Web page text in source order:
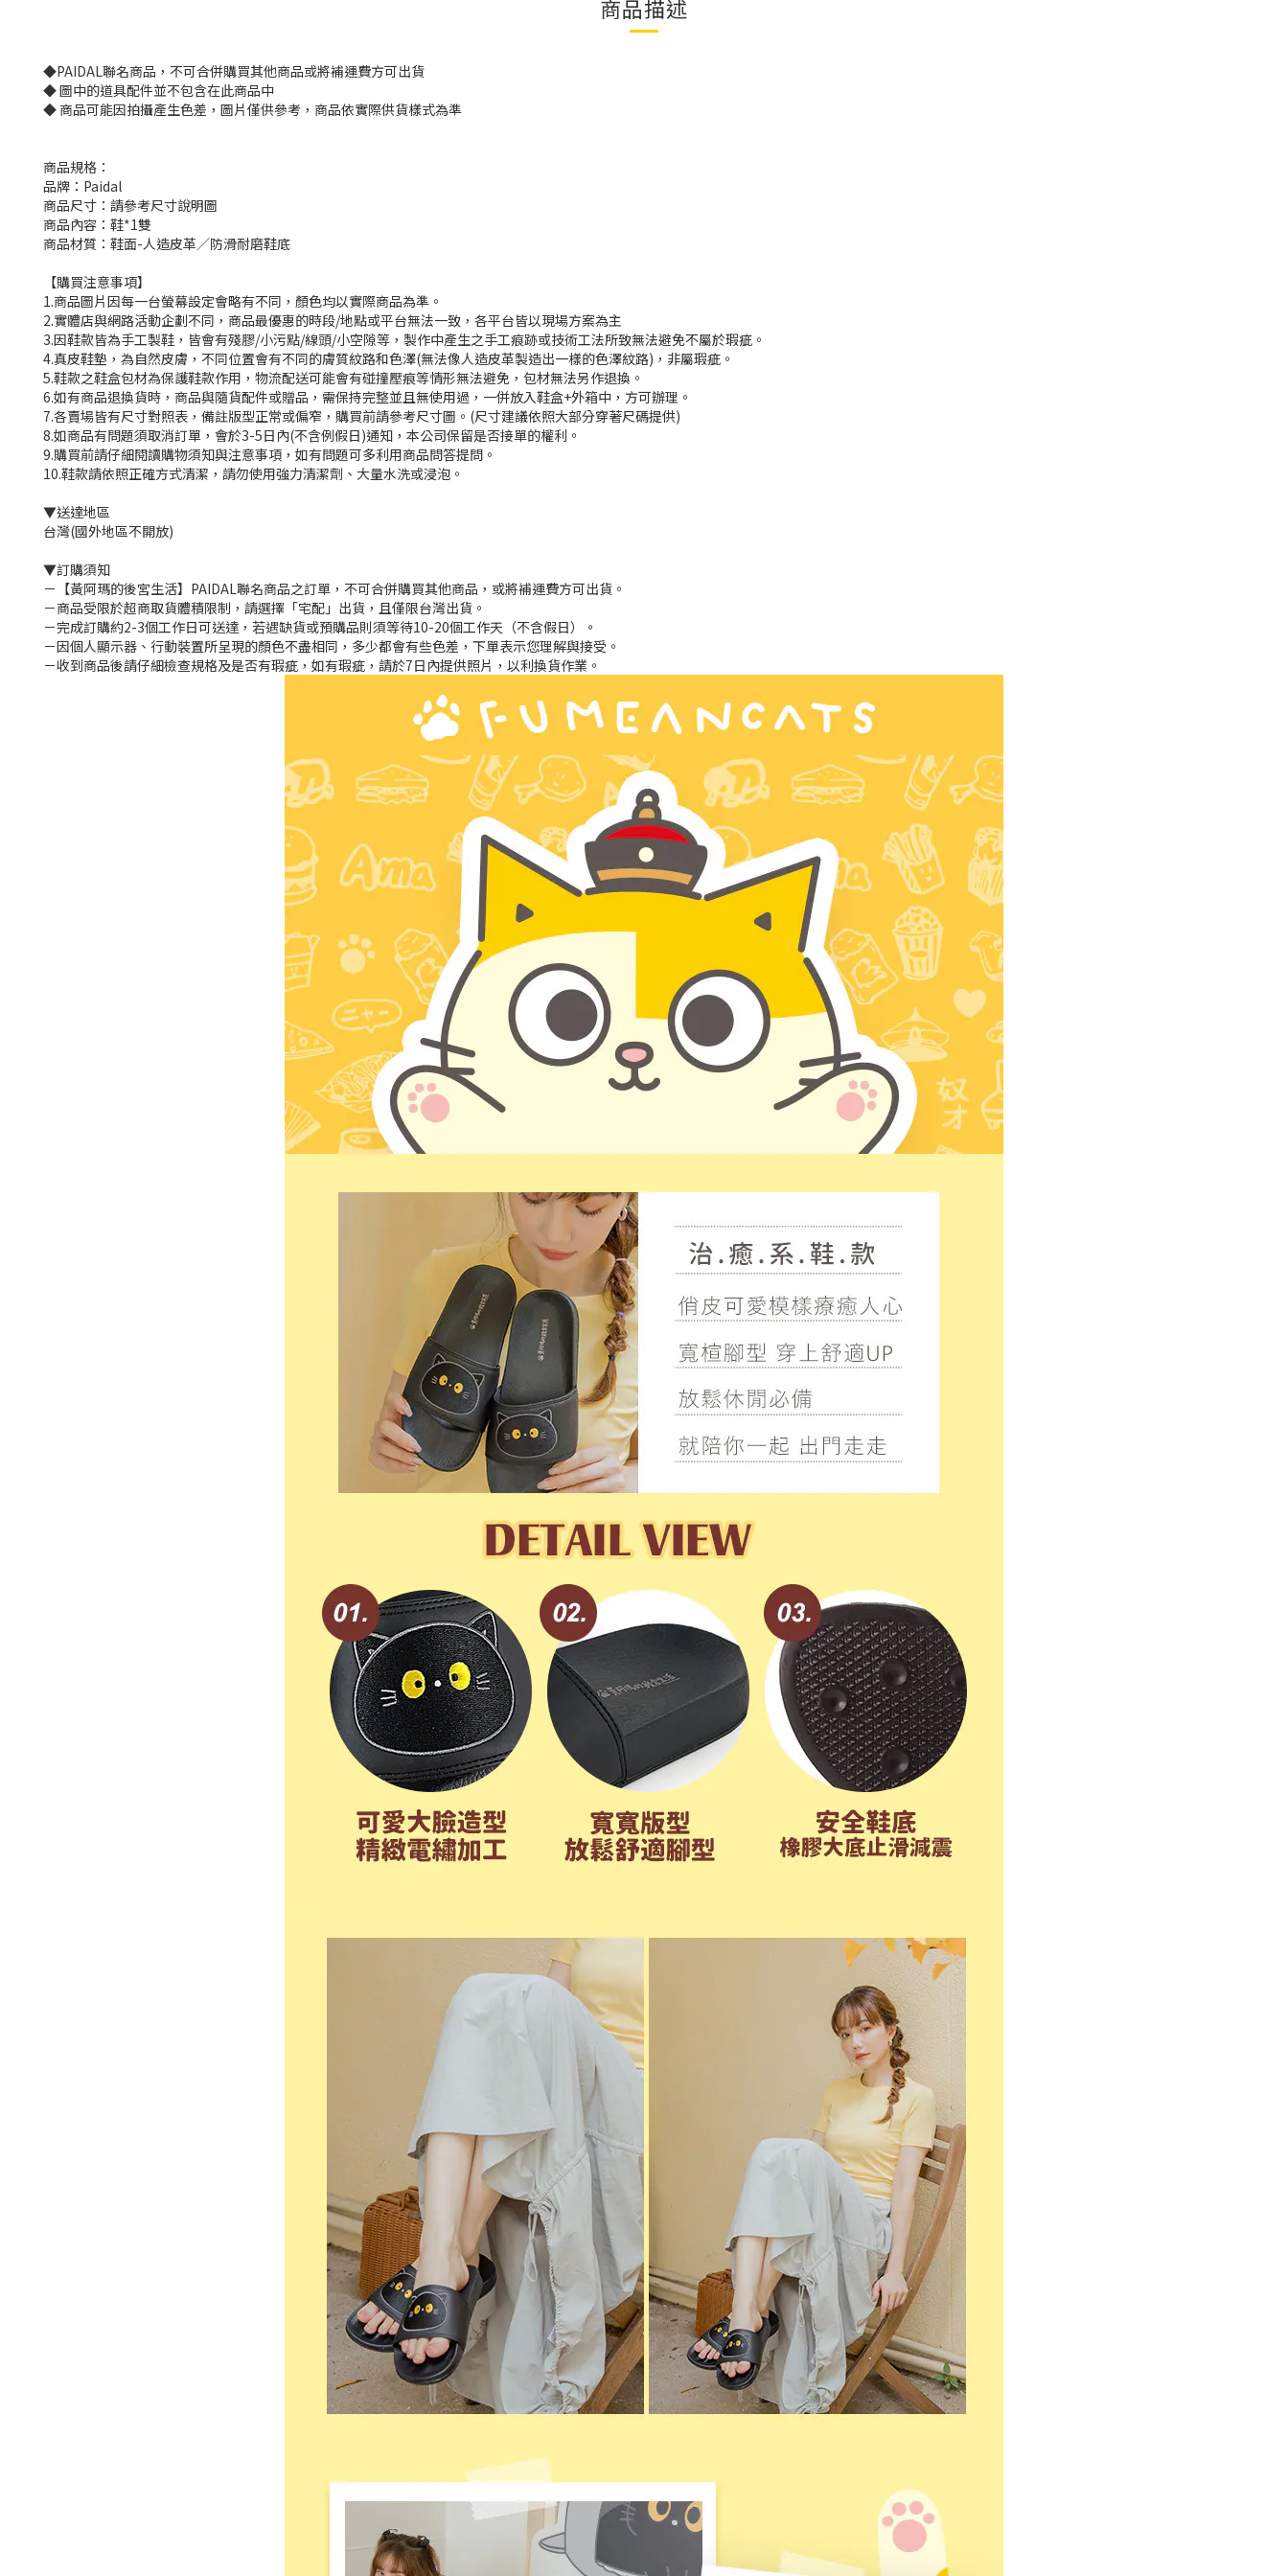
商品描述
◆PAIDAL聯名商品，不可合併購買其他商品或將補運費方可出貨
◆ 圖中的道具配件並不包含在此商品中
◆ 商品可能因拍攝產生色差，圖片僅供參考，商品依實際供貨樣式為準
商品規格：
品牌：Paidal
商品尺寸：請參考尺寸說明圖
商品內容：鞋*1雙
商品材質：鞋面-人造皮革／防滑耐磨鞋底
【購買注意事項】
1.商品圖片因每一台螢幕設定會略有不同，顏色均以實際商品為準。
2.實體店與網路活動企劃不同，商品最優惠的時段/地點或平台無法一致，各平台皆以現場方案為主
3.因鞋款皆為手工製鞋，皆會有殘膠/小污點/線頭/小空隙等，製作中產生之手工痕跡或技術工法所致無法避免不屬於瑕疵。
4.真皮鞋墊，為自然皮膚，不同位置會有不同的膚質紋路和色澤(無法像人造皮革製造出一樣的色澤紋路)，非屬瑕疵。
5.鞋款之鞋盒包材為保護鞋款作用，物流配送可能會有碰撞壓痕等情形無法避免，包材無法另作退換。
6.如有商品退換貨時，商品與隨貨配件或贈品，需保持完整並且無使用過，一併放入鞋盒+外箱中，方可辦理。
7.各賣場皆有尺寸對照表，備註版型正常或偏窄，購買前請參考尺寸圖。(尺寸建議依照大部分穿著尺碼提供)
8.如商品有問題須取消訂單，會於3-5日內(不含例假日)通知，本公司保留是否接單的權利。
9.購買前請仔細閱讀購物須知與注意事項，如有問題可多利用商品問答提問。
10.鞋款請依照正確方式清潔，請勿使用強力清潔劑、大量水洗或浸泡。
▼送達地區
台灣(國外地區不開放)
▼訂購須知
－【黃阿瑪的後宮生活】PAIDAL聯名商品之訂單，不可合併購買其他商品，或將補運費方可出貨。
－商品受限於超商取貨體積限制，請選擇「宅配」出貨，且僅限台灣出貨。
－完成訂購約2-3個工作日可送達，若遇缺貨或預購品則須等待10-20個工作天（不含假日）。
－因個人顯示器、行動裝置所呈現的顏色不盡相同，多少都會有些色差，下單表示您理解與接受。
－收到商品後請仔細檢查規格及是否有瑕疵，如有瑕疵，請於7日內提供照片，以利換貨作業。